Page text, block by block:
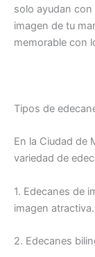
solo ayudan
imagen de tu
memorable con
Tipos de
En la Ciudad de
variedad de
1. Edecanes de
imagen atractiva.
2. Edecanes